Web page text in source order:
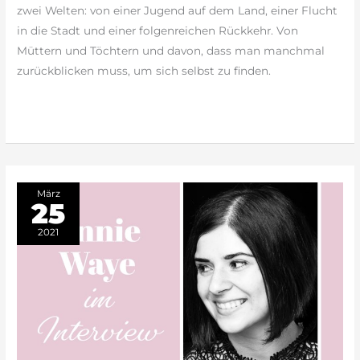
zwei Welten: von einer Jugend auf dem Land, einer Flucht
in die Stadt und einer folgenreichen Rückkehr. Von
Müttern und Töchtern und davon, dass man manchmal
zurückblicken muss, um sich selbst zu finden.
März
25
2021